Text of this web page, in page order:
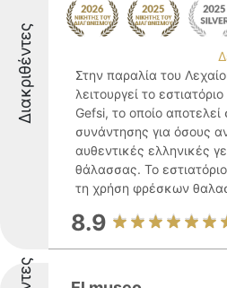
Διακριθέντες
Στην παραλία του
λειτουργεί το
Gefsi, το οποίο αποτελεί
συνάντησης για όσους
αυθεντικές ελληνικές
θάλασσας. Το
τη χρήση φρέσκων
8.9